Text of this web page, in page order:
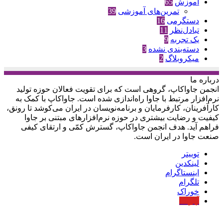
تمرین‌های آموزشی 39
دستگرمی 16
تبادل‌نظر
11
یک تجربه 9
دسته‌بندی نشده 3
میکروبلاگ 2
درباره‌ ما
انجمن جاواکاپ، گروهی است که برای تقویت فعالان حوزه‌ تولید
نرم‌افزار مرتبط با جاوا راه‌اندازی شده است. جاواکاپ با کمک به
کارآفرینان، کارفرمایان و برنامه‌نویسان در ایران می‌کوشد تا رونق،
کیفیت و رضایت بیشتری در حوزه‌ نرم‌افزارهای مبتنی بر جاوا
فراهم آید. هدف انجمن جاواکاپ، گسترش کمّی و ارتقای کیفی
صنعت جاوا در ایران است.
توییتر
لینکدین
اینستاگرام
تلگرام
خوراک